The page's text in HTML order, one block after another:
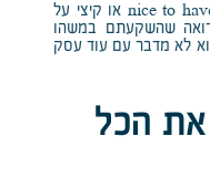
איורים מותאמים אישית זה לא סתם nice to have או קיצי על
שהשקעתם במשהו
לא מדבר עם עוד עסק
הכל